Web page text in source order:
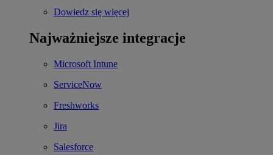
Dowiedz się więcej
Najważniejsze integracje
Microsoft Intune
ServiceNow
Freshworks
Jira
Salesforce